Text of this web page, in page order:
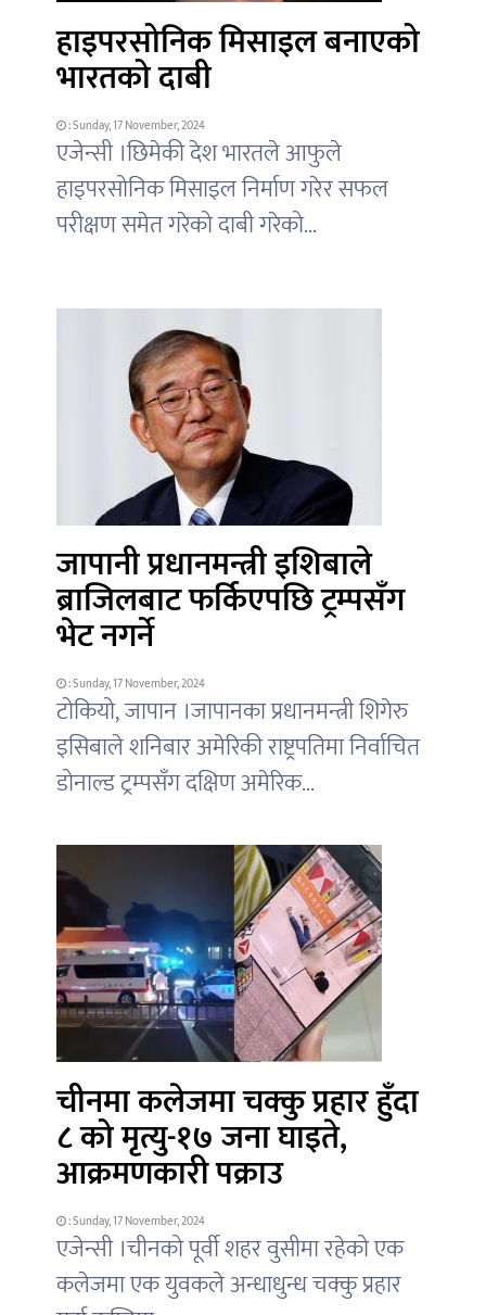
हाइपरसोनिक मिसाइल बनाएको
भारतको दाबी
: Sunday, 17 November, 2024
एजेन्सी ।छिमेकी देश भारतले आफुले
हाइपरसोनिक मिसाइल निर्माण गरेर सफल
परीक्षण समेत गरेको दाबी गरेको...
जापानी प्रधानमन्त्री इशिबाले
ब्राजिलबाट फर्किएपछि ट्रम्पसँग
भेट नगर्ने
: Sunday, 17 November, 2024
टोकियो, जापान ।जापानका प्रधानमन्त्री शिगेरु
इसिबाले शनिबार अमेरिकी राष्ट्रपतिमा निर्वाचित
डोनाल्ड ट्रम्पसँग दक्षिण अमेरिक...
चीनमा कलेजमा चक्कु प्रहार हुँदा
८ को मृत्यु-१७ जना घाइते,
आक्रमणकारी पक्राउ
: Sunday, 17 November, 2024
एजेन्सी ।चीनको पूर्वी शहर वुसीमा रहेको एक
कलेजमा एक युवकले अन्धाधुन्ध चक्कु प्रहार